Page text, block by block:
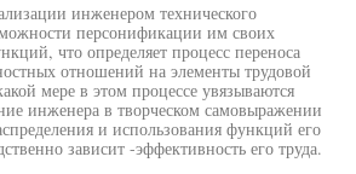
инженером технического
персонификации им своих
что определяет процесс переноса
отношений на элементы трудовой
мере в этом процессе увязываются
инженера в творческом самовыражении
и использования функций его
зависит -эффективность его труда.